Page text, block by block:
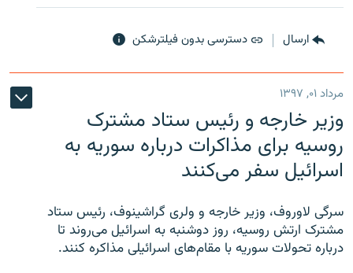
ارسال دسترسی بدون فیلترشکن
مرداد ۰۱, ۱۳۹۷
وزیر خارجه و رئیس‌ ستاد مشترک
روسیه برای مذاکرات درباره سوریه به
اسرائیل سفر می‌کنند
سرگی لاوروف، وزیر خارجه و ولری گراشینوف، رئیس ستاد
مشترک ارتش روسیه، روز دوشنبه به اسرائیل می‌روند تا
درباره تحولات سوریه با مقام‌های اسرائیلی مذاکره کنند.